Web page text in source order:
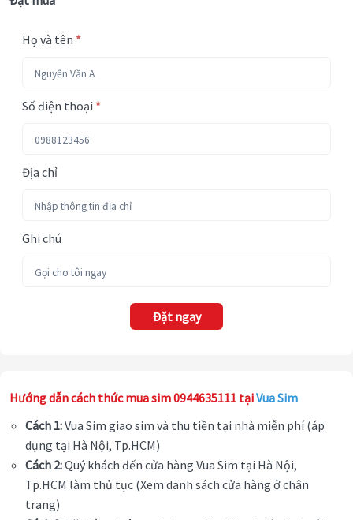
Họ và tên *
Số điện thoại *
Địa chỉ
Ghi chú
Đặt ngay
Hướng dẫn cách thức mua sim 0944635111 tạiVua Sim
Cách 1:Vua Sim giao sim và thu tiền tại nhà miễn phí (áp
dụng tại Hà Nội, Tp.HCM)
Cách 2:Quý khách đến cửa hàng Vua Sim tại Hà Nội,
Tp.HCM làm thủ tục (Xem danh sách cửa hàng ở chân
trang)